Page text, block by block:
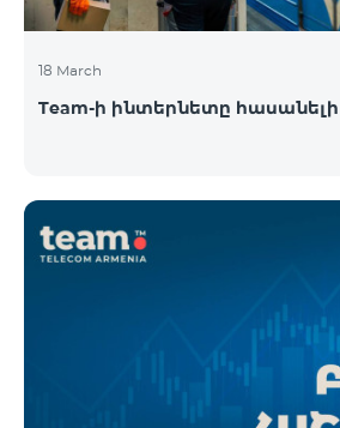
18 March
Team-ի ինտերնետը հասանելի